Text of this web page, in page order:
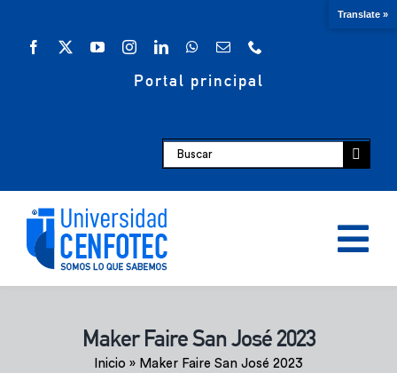
Portal principal
Buscar:
Maker Faire San José 2023
Inicio » Maker Faire San José 2023
Translate »